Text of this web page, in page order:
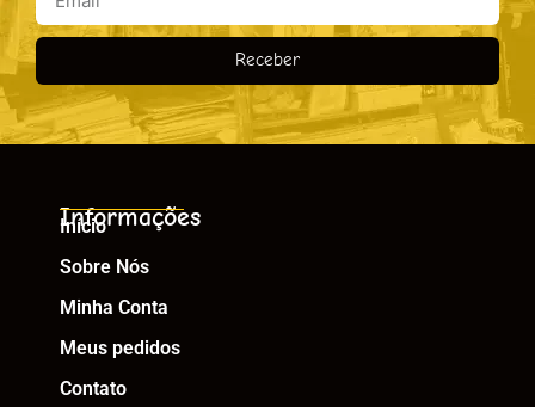
Receber
Informações
Início
Sobre Nós
Minha Conta
Meus pedidos
Contato